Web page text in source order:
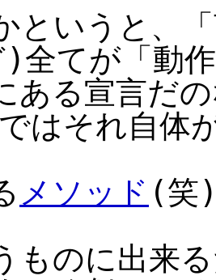
というと、
全てが「動
ある宣言だ
はそれ自体
メソッド (笑
ものに出来